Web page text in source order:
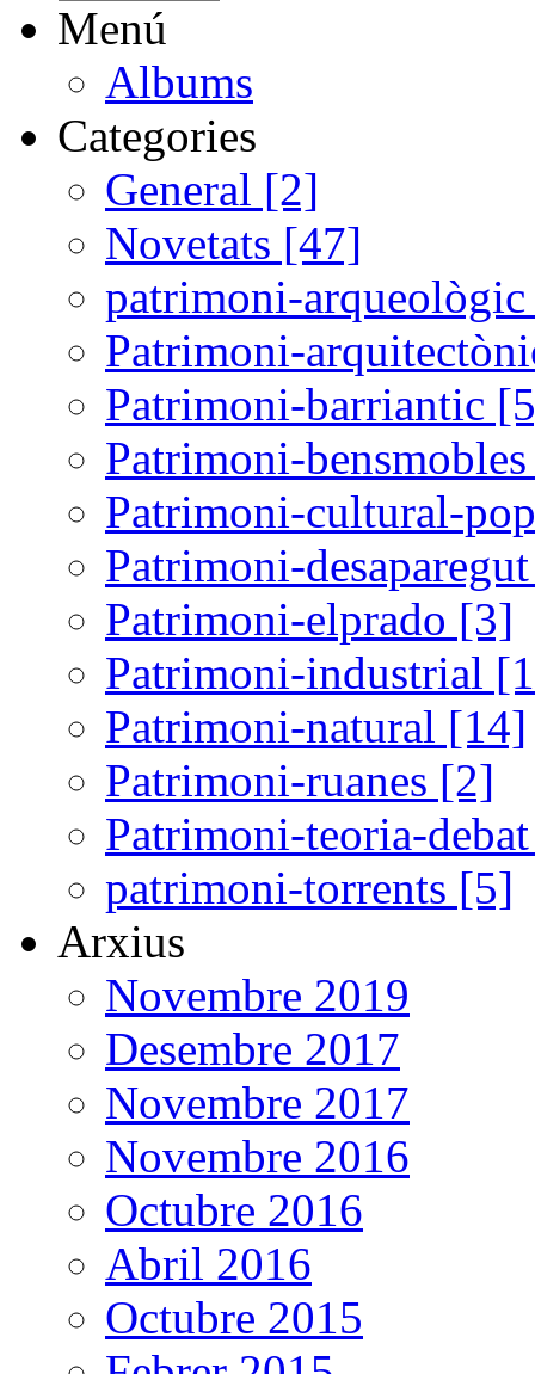
Menú
Albums
Categories
General [2]
Novetats [47]
patrimoni-
Patrimoni-
Patrimoni-barriantic
Patrimoni-
Patrimoni-cultural-
Patrimoni-
Patrimoni-elprado [3]
Patrimoni-industrial
Patrimoni-natural [14]
Patrimoni-ruanes [2]
Patrimoni-teoria-
patrimoni-torrents [5]
Arxius
Novembre 2019
Desembre 2017
Novembre 2017
Novembre 2016
Octubre 2016
Abril 2016
Octubre 2015